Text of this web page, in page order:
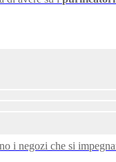
i negozi che si